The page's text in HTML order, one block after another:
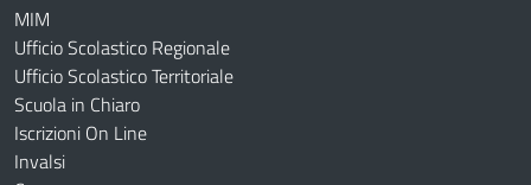
MIM
Ufficio Scolastico Regionale
Ufficio Scolastico Territoriale
Scuola in Chiaro
Iscrizioni On Line
Invalsi